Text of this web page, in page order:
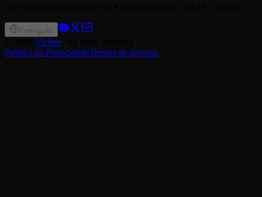
Português
VicSee
Política de PrivacidadeTermos de Serviço